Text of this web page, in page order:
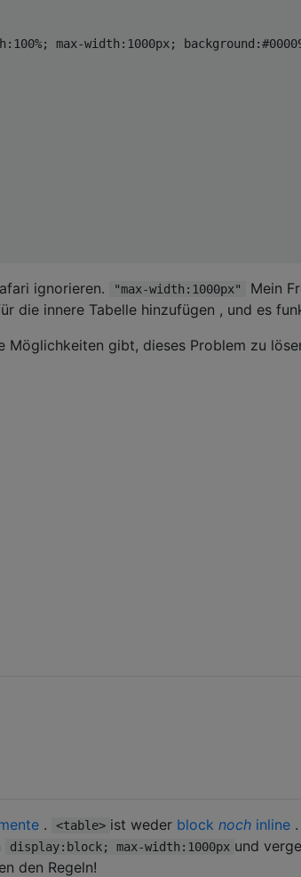
max-width:1000px;
ignorieren. "max-width:1000px"
Mein
die innere Tabelle hinzufügen , und es
Möglichkeiten gibt, dieses Problem zu
. <table> ist weder block noch inline
display:block; max-width:1000px und
den Regeln!